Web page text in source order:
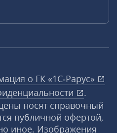
о ГК «1С‑Рарус»
.
носят справочный
публичной офертой,
иное. Изображения